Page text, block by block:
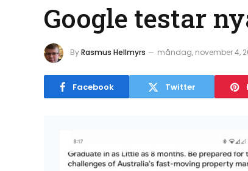
Google testar
ByRasmus Hellmyrs måndag, november 4,
Facebook Twitter